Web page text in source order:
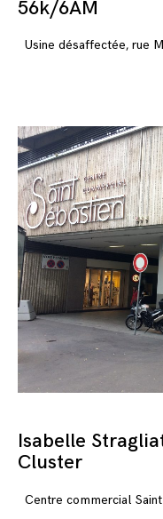
56k/6AM
Usine désaffectée, rue
Isabelle
Cluster
Centre commercial